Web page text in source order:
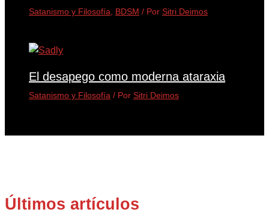
Últimos artículos
Satanismo y Filosofía BDSM / Por Sitri Deimos
El desapego como moderna ataraxia
Satanismo y Filosofía / Por Sitri Deimos